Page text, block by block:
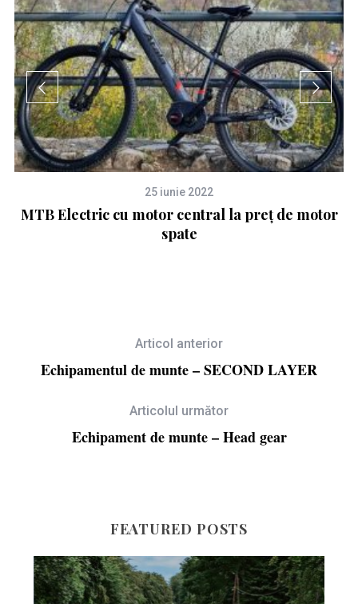
25 iunie 2022
MTB Electric cu motor central la preț de motor
spate
Articol anterior
Echipamentul de munte – SECOND LAYER
Articolul următor
Echipament de munte – Head gear
FEATURED POSTS